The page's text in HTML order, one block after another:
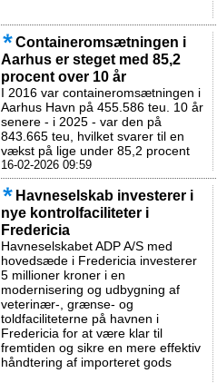
Containeromsætningen i
Aarhus er steget med 85,2
procent over 10 år
I 2016 var containeromsætningen i
Aarhus Havn på 455.586 teu. 10 år
senere - i 2025 - var den på
843.665 teu, hvilket svarer til en
vækst på lige under 85,2 procent
16-02-2026 09:59
Havneselskab investerer i
nye kontrolfaciliteter i
Fredericia
Havneselskabet ADP A/S med
hovedsæde i Fredericia investerer
5 millioner kroner i en
modernisering og udbygning af
veterinær-, grænse- og
toldfaciliteterne på havnen i
Fredericia for at være klar til
fremtiden og sikre en mere effektiv
håndtering af importeret gods